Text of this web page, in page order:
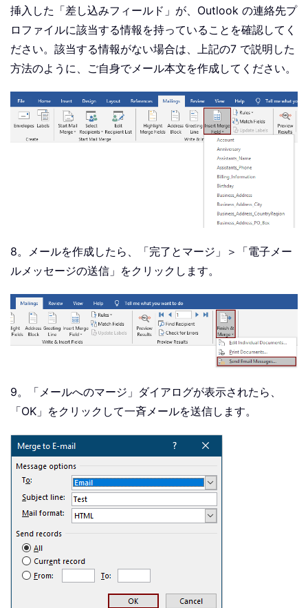
挿入した「差し込みフィールド」が、Outlook の連絡先プ
ロファイルに該当する情報を持っていることを確認してく
ださい。該当する情報がない場合は、上記の7 で説明した
方法のように、ご自身でメール本文を作成してください。
8。メールを作成したら、「完了とマージ」＞「電子メー
ルメッセージの送信」をクリックします。
9。「メールへのマージ」ダイアログが表示されたら、
「OK」をクリックして一斉メールを送信します。